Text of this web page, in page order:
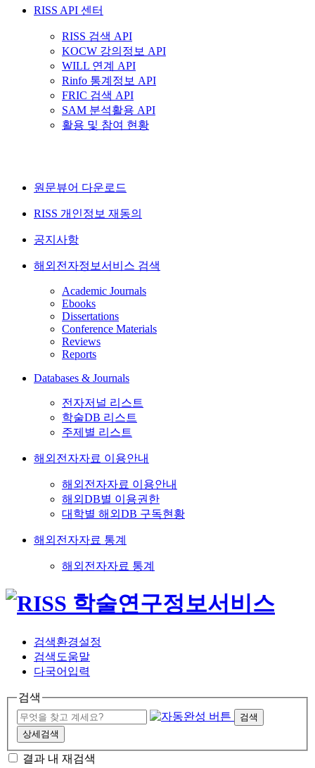
RISS API 센터
RISS 검색 API
KOCW 강의정보 API
WILL 연계 API
Rinfo 통계정보 API
FRIC 검색 API
SAM 분석활용 API
활용 및 참여 현황
원문뷰어 다운로드
RISS 개인정보 재동의
공지사항
해외전자정보서비스 검색
Academic Journals
Ebooks
Dissertations
Conference Materials
Reviews
Reports
Databases & Journals
전자저널 리스트
학술DB 리스트
주제별 리스트
해외전자자료 이용안내
해외전자자료 이용안내
해외DB별 이용권한
대학별 해외DB 구독현황
해외전자자료 통계
해외전자자료 통계
검색환경설정
검색도움말
다국어입력
검색
검색
상세검색
결과 내 재검색